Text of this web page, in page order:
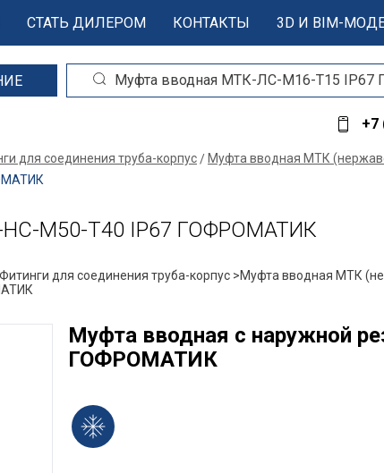
СТАТЬ ДИЛЕРОМ КОНТАКТЫ 3D И BIM-
+7
для соединения труба-корпус
Муфта вводная МТК
НС-М50-Т40 IP67 ГОФРОМАТИК
Фитинги для соединения труба-корпус >Муфта вводная МТК
Муфта вводная с наружной
ГОФРОМАТИК